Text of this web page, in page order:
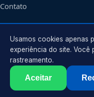
Contato
CONTATO
Atendimento em
2026 Piracicaba
Usamos cookies apenas
experiência do site. Você
rastreamento.
Aceitar